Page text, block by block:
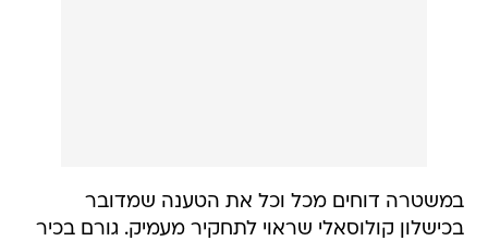
במשטרה דוחים מכל וכל את הטענה שמדובר
בכישלון קולוסאלי שראוי לתחקיר מעמיק. גורם בכיר